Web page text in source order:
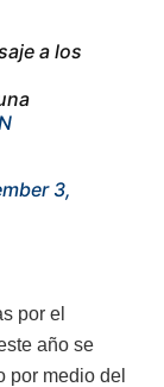
a los
3,
por el
año se
por medio del